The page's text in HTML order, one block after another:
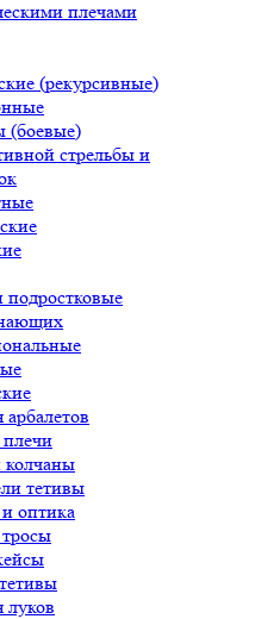
плечами
(рекурсивные)
(боевые)
стрельбы и
подростковые
тетивы
оптика
луков